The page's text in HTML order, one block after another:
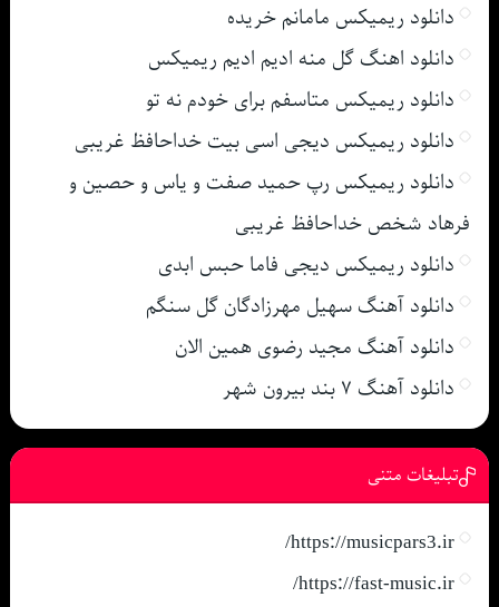
دانلود ریمیکس مامانم خریده
دانلود اهنگ گل منه ادیم ادیم ریمیکس
دانلود ریمیکس متاسفم برای خودم نه تو
دانلود ریمیکس دیجی اسی بیت خداحافظ غریبی
دانلود ریمیکس رپ حمید صفت و یاس و حصین و
فرهاد شخص خداحافظ غریبی
دانلود ریمیکس دیجی فاما حبس ابدی
دانلود آهنگ سهیل مهرزادگان گل سنگم
دانلود آهنگ مجید رضوی همین الان
دانلود آهنگ ۷ بند بیرون شهر
تبلیغات متنی
https://musicpars3.ir/
https://fast-music.ir/